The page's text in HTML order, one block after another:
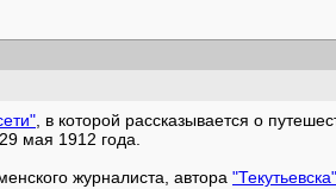
, в которой рассказывается о
мая 1912 года.
журналиста, автора